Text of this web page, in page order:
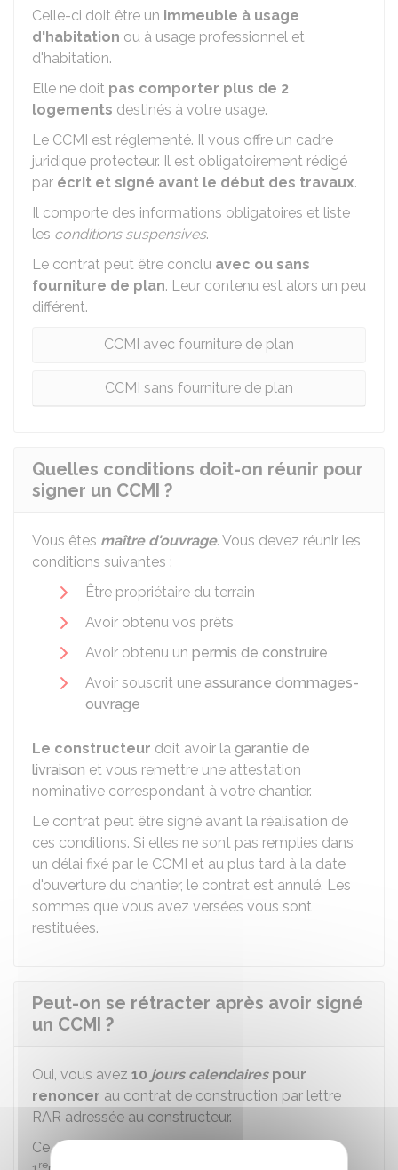
Celle-ci doit être un immeuble à usage
d'habitation ou à usage professionnel et
d'habitation.
Elle ne doit pas comporter plus de 2
logements destinés à votre usage.
Le CCMI est réglementé. Il vous offre un cadre
juridique protecteur. Il est obligatoirement rédigé
par écrit et signé avant le début des travaux.
Il comporte des informations obligatoires et liste
les conditions suspensives.
Le contrat peut être conclu avec ou sans
fourniture de plan. Leur contenu est alors un peu
différent.
CCMI avec fourniture de plan
CCMI sans fourniture de plan
Quelles conditions doit-on réunir pour
signer un CCMI ?
Vous êtes maître d'ouvrage. Vous devez réunir les
conditions suivantes :
Être propriétaire du terrain
Avoir obtenu vos prêts
Avoir obtenu un permis de construire
Avoir souscrit une assurance dommages-
ouvrage
Le constructeur doit avoir la garantie de
livraison et vous remettre une attestation
nominative correspondant à votre chantier.
Le contrat peut être signé avant la réalisation de
ces conditions. Si elles ne sont pas remplies dans
un délai fixé par le CCMI et au plus tard à la date
d'ouverture du chantier, le contrat est annulé. Les
sommes que vous avez versées vous sont
restituées.
Peut-on se rétracter après avoir signé
un CCMI ?
Oui, vous avez 10 jours calendairespour
renoncer au contrat de construction par lettre
RAR adressée au constructeur.
Ce délai commence le lendemain de la
re